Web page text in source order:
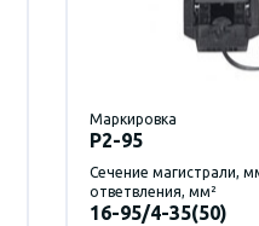
Маркировка
P2-95
Сечение магистрали,
ответвления, мм²
16-95/4-35(50)